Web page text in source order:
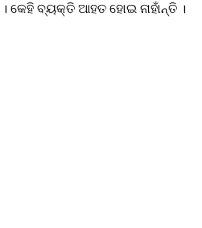
ବ୍ୟକ୍ତି ଆହତ ହୋଇ ନାହାଁନ୍ତି ।